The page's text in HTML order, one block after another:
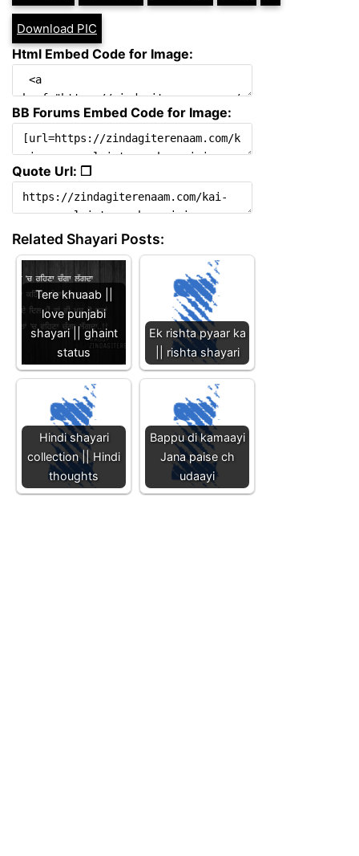
Download PIC
Html Embed Code for Image:
BB Forums Embed Code for Image:
Quote Url: ❐
Related Shayari Posts:
Tere khuaab ||
love punjabi
shayari || ghaint
status
Ek rishta pyaar ka
|| rishta shayari
Hindi shayari
collection || Hindi
thoughts
Bappu di kamaayi
Jana paise ch
udaayi